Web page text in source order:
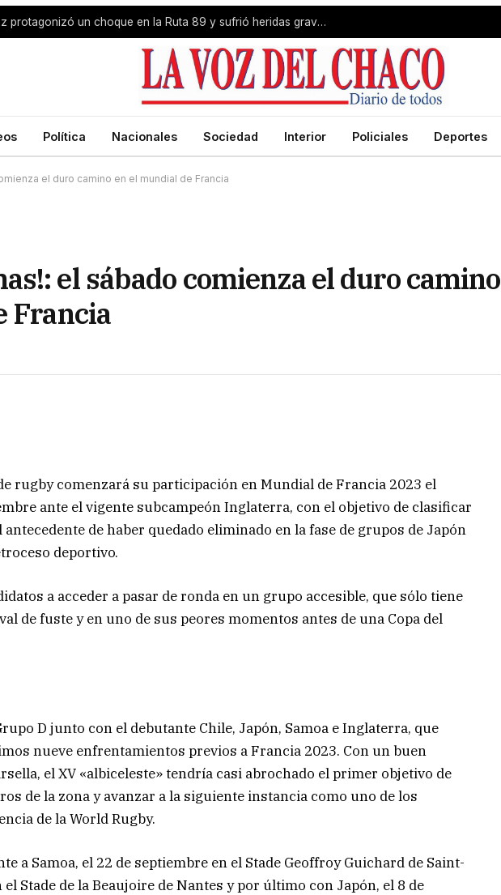
Livio Gutiérrez protagonizó un choque en la Ruta 89 y sufrió heridas graves
Política Nacionales Sociedad Interior Policiales Deportes
el duro camino en el mundial de Francia
el sábado comienza el duro camino
Francia
rugby comenzará su participación en Mundial de Francia 2023 el
ante el vigente subcampeón Inglaterra, con el objetivo de clasificar
de haber quedado eliminado en la fase de grupos de Japón
deportivo.
a acceder a pasar de ronda en un grupo accesible, que sólo tiene
de fuste y en uno de sus peores momentos antes de una Copa del
D junto con el debutante Chile, Japón, Samoa e Inglaterra, que
nueve enfrentamientos previos a Francia 2023. Con un buen
el XV «albiceleste» tendría casi abrochado el primer objetivo de
de la zona y avanzar a la siguiente instancia como uno de los
de la World Rugby.
a Samoa, el 22 de septiembre en el Stade Geoffroy Guichard de Saint-
Stade de la Beaujoire de Nantes y por último con Japón, el 8 de